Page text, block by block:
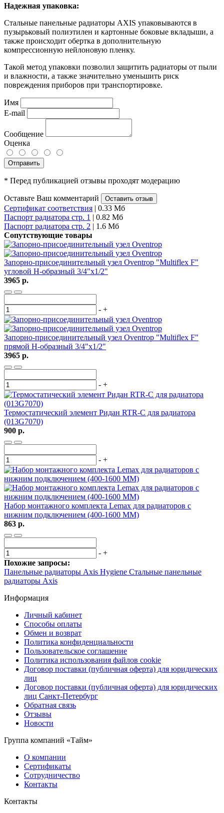
Надежная упаковка:
Стальные панельные радиаторы AXIS упаковываются в
пузырьковый полиэтилен и картонные боковые вкладыши, а
также происходит обертка в дополнительную
компрессионную нейлоновую пленку.
Такой метод упаковки позволил защитить радиаторы от пыли
и влажности, а также значительно уменьшить риск
повреждения приборов при транспортировке.
Имя
E-mail
Сообщение
Оценка
Отправить
* Перед публикацией отзывы проходят модерацию
Оставьте Ваш комментарий Оставить отзыв
Сертификат соответствия | 0.33 Мб
Паспорт радиатора стр. 1 | 0.82 Мб
Паспорт радиатора стр. 2 | 1.6 Мб
Сопутствующие товары
Запорно-присоединительный узел Oventrop "Multiflex F"
угловой H-образный 3/4"х1/2"
3965 р.
- +
Запорно-присоединительный узел Oventrop "Multiflex F"
прямой H-образный 3/4"х1/2"
3965 р.
- +
Термостатический элемент Ридан RTR-C для радиатора
(013G7070)
900 р.
- +
Набор монтажного комплекта Lemax для радиаторов с
нижним подключением (400-1600 ММ)
863 р.
- +
Похожие запросы:
Панельные радиаторы Axis Hygiene Стальные панельные
радиаторы Axis
Информация
Личный кабинет
Способы оплаты
Обмен и возврат
Политика конфиденциальности
Пользовательское соглашение
Политика использования файлов cookie
Договор поставки (публичная оферта) для юридических
лиц
Договор поставки (публичная оферта) для юридических
лиц Санкт-Петербург
Обратная связь
Отзывы
Новости
Группа компаний «Тайм»
О компании
Сертификаты
Сотрудничество
Контакты
Контакты